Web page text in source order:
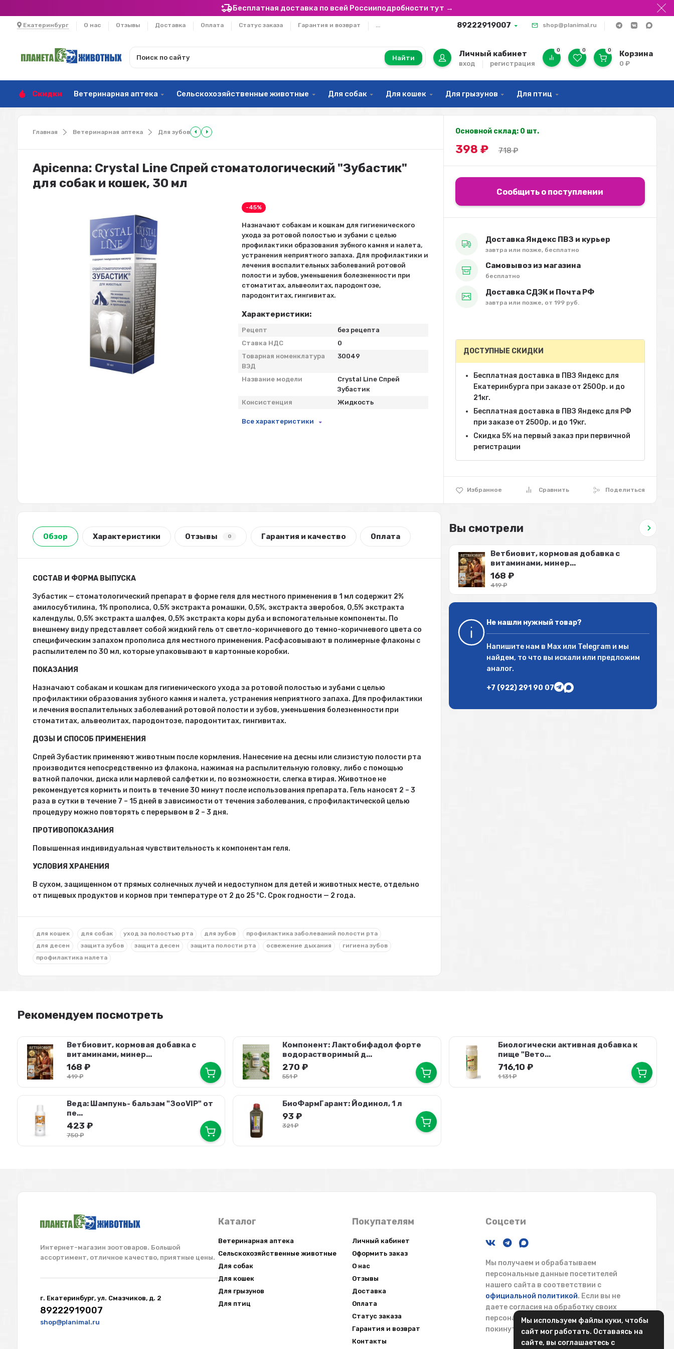
Мы используем файлы куки, чтобы
сайт мог работать. Оставаясь на
сайте, вы соглашаетесь с
Бесплатная доставка по всей Россииподробности тут →
Екатеринбург О нас Отзывы Доставка Оплата Статус заказа Гарантия и возврат ... 89222919007 shop@planimal.ru
Найти Личный кабинет
вход регистрация
0 0 0 Корзина
0₽
Скидки Ветеринарная аптека Сельскохозяйственные животные Для собак Для кошек Для грызунов Для птиц
Главная Ветеринарная аптека Для зубов
Apicenna: Crystal Line Спрей стоматологический "Зубастик"
для собак и кошек, 30 мл
-45%
Назначают собакам и кошкам для гигиенического
ухода за ротовой полостью и зубами с целью
профилактики образования зубного камня и налета,
устранения неприятного запаха. Для профилактики и
лечения воспалительных заболеваний ротовой
полости и зубов, уменьшения болезненности при
стоматитах, альвеолитах, пародонтозе,
пародонтитах, гингивитах.
Характеристики:
Рецепт
без рецепта
Ставка НДС
0
Товарная номенклатура
ВЭД
30049
Название модели
Crystal Line Спрей
Зубастик
Консистенция
Жидкость
Все характеристики
Основной склад: 0 шт.
398 ₽ 718₽
Сообщить о поступлении
Доставка Яндекс ПВЗ и курьер
завтра или позже, бесплатно
Самовывоз из магазина
бесплатно
Доставка СДЭК и Почта РФ
завтра или позже, от 199 руб.
Избранное Сравнить Поделиться
ДОСТУПНЫЕ СКИДКИ
Бесплатная доставка в ПВЗ Яндекс для
Екатеринбурга при заказе от 2500р. и до
21кг.
Бесплатная доставка в ПВЗ Яндекс для РФ
при заказе от 2500р. и до 19кг.
Скидка 5% на первый заказ при первичной
регистрации
Обзор Характеристики Отзывы 0 Гарантия и качество Оплата
СОСТАВ И ФОРМА ВЫПУСКА
Зубастик — стоматологический препарат в форме геля для местного применения в 1 мл содержит 2%
амилосубтилина, 1% прополиса, 0,5% экстракта ромашки, 0,5%, экстракта зверобоя, 0,5% экстракта
календулы, 0,5% экстракта шалфея, 0,5% экстракта коры дуба и вспомогательные компоненты. По
внешнему виду представляет собой жидкий гель от светло-коричневого до темно-коричневого цвета со
специфическим запахом прополиса для местного применения. Расфасовывают в полимерные флаконы с
распылителем по 30 мл, которые упаковывают в картонные коробки.
ПОКАЗАНИЯ
Назначают собакам и кошкам для гигиенического ухода за ротовой полостью и зубами с целью
профилактики образования зубного камня и налета, устранения неприятного запаха. Для профилактики
и лечения воспалительных заболеваний ротовой полости и зубов, уменьшения болезненности при
стоматитах, альвеолитах, пародонтозе, пародонтитах, гингивитах.
ДОЗЫ И СПОСОБ ПРИМЕНЕНИЯ
Спрей Зубастик применяют животным после кормления. Нанесение на десны или слизистую полости рта
производится непосредственно из флакона, нажимая на распылительную головку, либо с помощью
ватной палочки, диска или марлевой салфетки и, по возможности, слегка втирая. Животное не
рекомендуется кормить и поить в течение 30 минут после использования препарата. Гель наносят 2 – 3
раза в сутки в течение 7 – 15 дней в зависимости от течения заболевания, с профилактической целью
процедуру можно повторять с перерывом в 2 – 3 дня.
ПРОТИВОПОКАЗАНИЯ
Повышенная индивидуальная чувствительность к компонентам геля.
УСЛОВИЯ ХРАНЕНИЯ
В сухом, защищенном от прямых солнечных лучей и недоступном для детей и животных месте, отдельно
от пищевых продуктов и кормов при температуре от 2 до 25 °C. Срок годности — 2 года.
для кошек для собак уход за полостью рта для зубов
профилактика заболеваний полости рта
для десен
защита зубов защита десен защита полости рта освежение дыхания
гигиена зубов
профилактика налета
Вы смотрели
Ветбиовит, кормовая добавка с
витаминами, минер...
168₽
419₽
Не нашли нужный товар?
Напишите нам в Maxили Telegramи мы
найдем, то что вы искали или предложим
аналог.
+7 (922) 291 90 07
Рекомендуем посмотреть
Ветбиовит, кормовая добавка с
витаминами, минер...
168 ₽
419₽
Компонент: Лактобифадол форте
водорастворимый д...
270 ₽
551₽
Биологически активная добавка к
пище "Вето...
716,10 ₽
1 131₽
Веда: Шампунь- бальзам "ЗооVIP" от
пе...
423 ₽
750₽
БиоФармГарант: Йодинол, 1 л
93 ₽
321₽
Интернет-магазин зоотоваров. Большой
ассортимент, отличное качество, приятные цены.
г. Екатеринбург, ул. Смазчиков, д. 2
89222919007
shop@planimal.ru
Каталог
Ветеринарная аптека
Сельскохозяйственные животные
Для собак
Для кошек
Для грызунов
Для птиц
Покупателям
Личный кабинет
Оформить заказ
О нас
Отзывы
Доставка
Оплата
Статус заказа
Гарантия и возврат
Контакты
Соцсети
Мы получаем и обрабатываем
персональные данные посетителей
нашего сайта в соответствии с
официальной политикой. Если вы не
даете согласия на обработку своих
персональных данных, вам необходимо
покинуть наш сайт.
Оптом и в розницу. Любая форма отчетности,
Подробнее
×